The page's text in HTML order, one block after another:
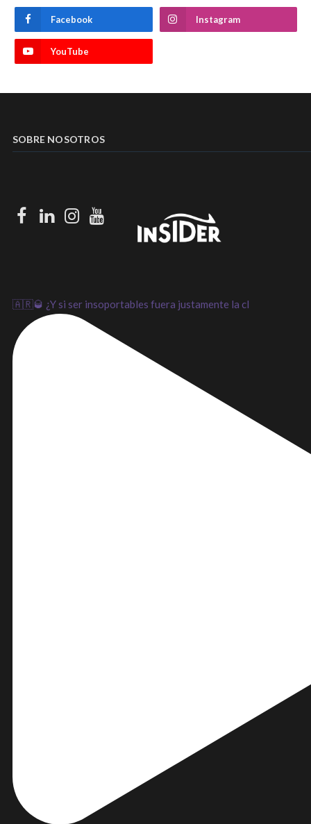
Facebook Instagram
YouTube
SOBRE NOSOTROS
Facebook
LinkedIn
Instagram
Youtube
🇦🇷🥃 ¿Y si ser insoportables fuera justamente la cl